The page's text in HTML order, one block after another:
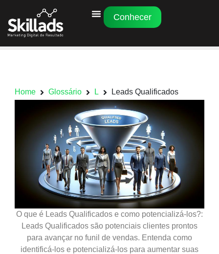
Conhecer
Home Glossário L Leads Qualificados
O que é Leads Qualificados e como potencializá-los?:
Leads Qualificados são potenciais clientes prontos
para avançar no funil de vendas. Entenda como
identificá-los e potencializá-los para aumentar suas